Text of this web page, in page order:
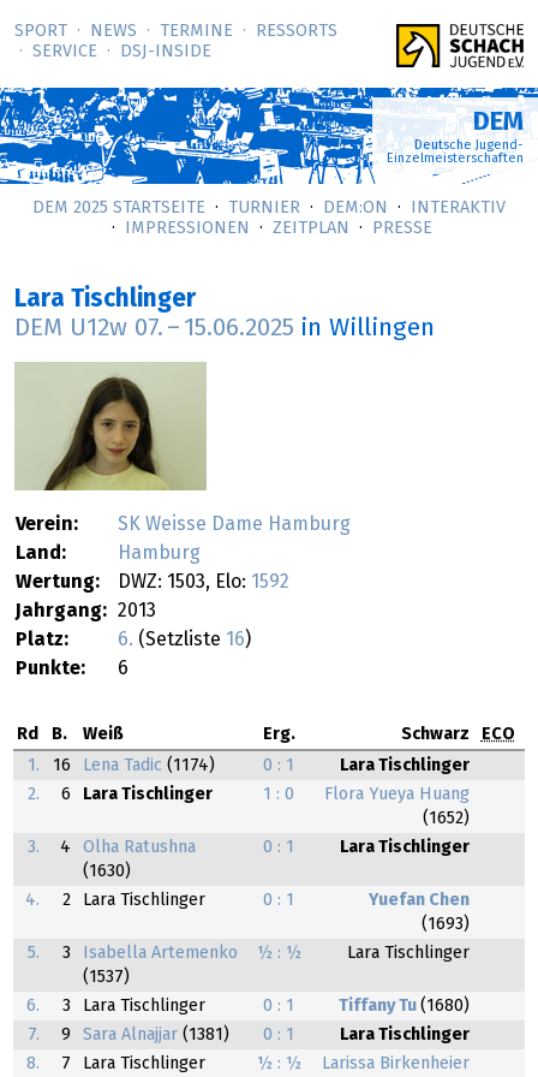
SPORT NEWS TERMINE
RESSORTS
SERVICE
DSJ-­INSIDE
DEM
Deutsche Jugend-
Einzelmeisterschaften
DEM 2025 STARTSEITE TURNIER DEM:ON
INTERAKTIV
IMPRESSIONEN
ZEITPLAN PRESSE
Lara Tischlinger
DEM U12w 07. – 15.06.2025 in Willingen
Verein:
SK Weisse Dame Hamburg
Land:
Hamburg
Wertung:
DWZ: 1503, Elo: 1592
Jahrgang: 2013
Platz:
6. (Setzliste 16)
Punkte:
6
Rd B. Weiß Erg. Schwarz
ECO
1.
16 Lena Tadic (1174) 0 : 1
Lara Tischlinger
2.
6 Lara Tischlinger 1 : 0
Flora Yueya Huang
(1652)
3.
4
Olha Ratushna
(1630)
0 : 1 Lara Tischlinger
4. 2 Lara Tischlinger 0 : 1
Yuefan Chen
(1693)
5.
3
Isabella Artemenko
(1537)
½ : ½ Lara Tischlinger
6. 3 Lara Tischlinger 0 : 1 Tiffany Tu (1680)
7.
9 Sara Alnajjar (1381) 0 : 1
Lara Tischlinger
8.
7 Lara Tischlinger ½ : ½ Larissa Birkenheier